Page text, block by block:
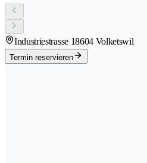
Industriestrasse 18604 Volketswil
Termin reservieren